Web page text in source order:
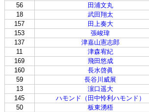
56
田浦文丸
18
武田翔太
157
田上奏大
153
張峻瑋
137
津嘉山憲志郎
11
津森宥紀
169
飛田悠成
160
長水啓眞
59
長谷川威展
13
濵口遥大
145
ハモンド（田中怜利ハモンド）
50
板東湧梧